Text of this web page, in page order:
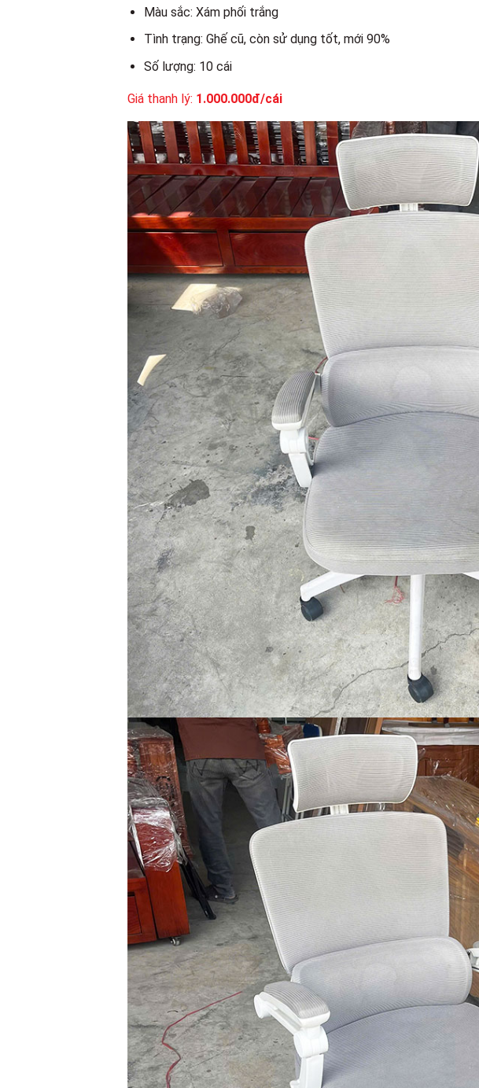
Màu sắc: Xám phối trắng
Tình trạng: Ghế cũ, còn sử dụng tốt, mới 90%
Số lượng: 10 cái
Giá thanh lý: 1.000.000đ/cái